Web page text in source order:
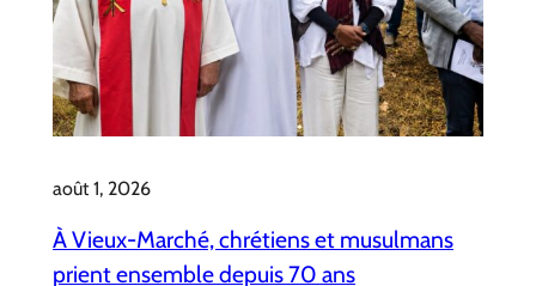
août 1, 2026
À Vieux-Marché, chrétiens et musulmans
prient ensemble depuis 70 ans